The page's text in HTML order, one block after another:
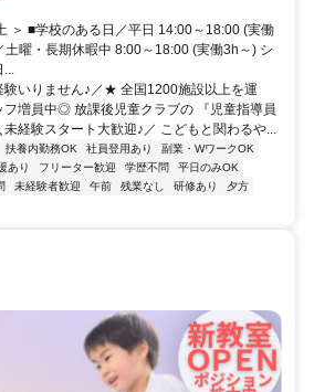
＞ ■学校のある日／平日 14:00～18:00 (実働
曜・長期休暇中 8:00～18:00 (実働3h～) シ
...
いりません♪／★ 全国1200施設以上を運
フ増員中◎ 放課後児童クラブの 『児童指導員
経験スタート大歓迎♪／ こどもと関わるや...
扶養内勤務OK 社員登用あり
副業・WワークOK
あり フリーター歓迎 学歴不問
平日のみOK
未経験者歓迎 午前 残業なし 研修あり
夕方